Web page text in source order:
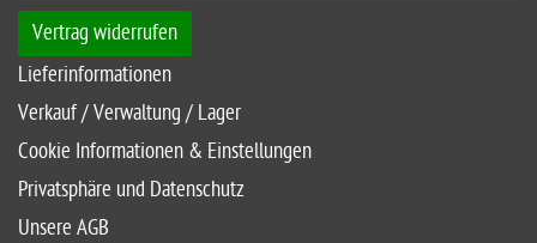
Vertrag widerrufen
Lieferinformationen
Verkauf / Verwaltung / Lager
Cookie Informationen & Einstellungen
Privatsphäre und Datenschutz
Unsere AGB